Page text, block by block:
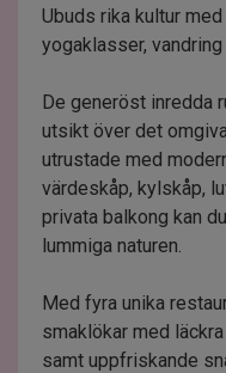
Ubuds rika kultur
yogaklasser,
De generöst inredda
utsikt över det
utrustade med
värdeskåp, kylskåp,
privata balkong kan
lummiga naturen.
Med fyra unika
smaklökar med
samt uppfriskande